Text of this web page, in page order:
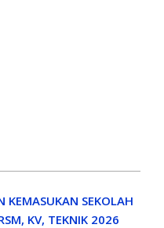
KEMASUKAN SEKOLAH
KV, TEKNIK 2026